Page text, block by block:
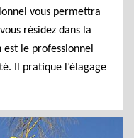
vous permettra
résidez dans la
le professionnel
Il pratique l’élagage